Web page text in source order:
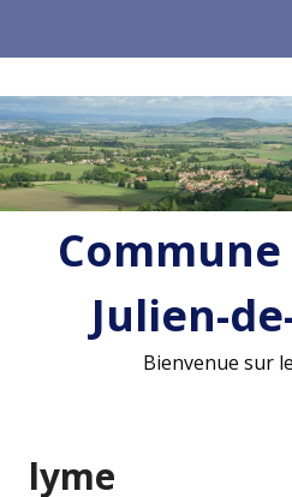
Julien-
Bienvenue sur
lyme